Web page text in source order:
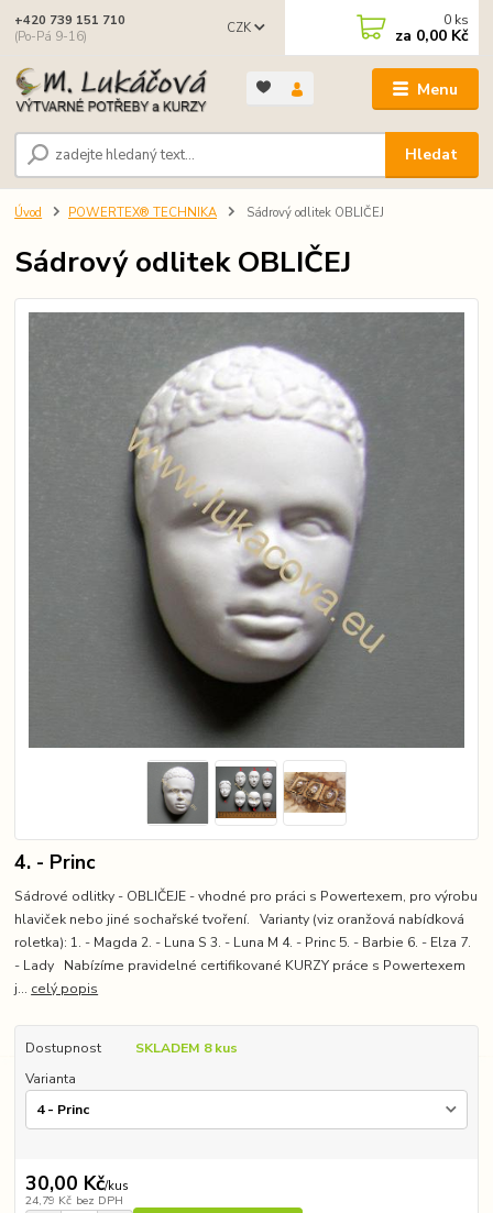
Menu
CZK
Hledat
+420 739 151 710
(Po-Pá 9-16)
0 ks
za 0,00 Kč
Úvod POWERTEX® TECHNIKA Sádrový odlitek OBLIČEJ
Sádrový odlitek OBLIČEJ
4. - Princ
Sádrové odlitky - OBLIČEJE - vhodné pro práci s Powertexem, pro výrobu
hlaviček nebo jiné sochařské tvoření. Varianty (viz oranžová nabídková
roletka): 1. - Magda 2. - Luna S 3. - Luna M 4. - Princ 5. - Barbie 6. - Elza 7.
- Lady Nabízíme pravidelné certifikované KURZY práce s Powertexem
j... celý popis
Dostupnost
SKLADEM 8 kus
Varianta
30,00 Kč/kus
24,79 Kč bez DPH